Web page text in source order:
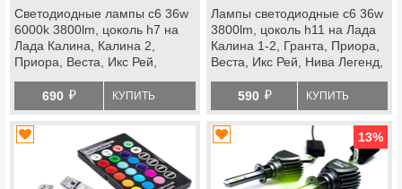
Светодиодные лампы c6 36w
6000k 3800lm, цоколь h7 на
Лада Калина, Калина 2,
Приора, Веста, Икс Рей,
690 й КУПИТЬ
Лампы светодиодные c6 36w
3800lm, цоколь h11 на Лада
Калина 1-2, Гранта, Приора,
Веста, Икс Рей, Нива Легенд,
datsun590 й КУПИТЬ
13%